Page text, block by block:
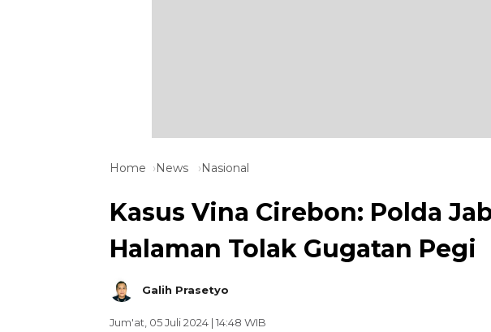
Home News Nasional
Kasus Vina Cirebon: Polda
Halaman Tolak Gugatan Pegi
Galih Prasetyo
Jum'at, 05 Juli 2024 | 14:48 WIB